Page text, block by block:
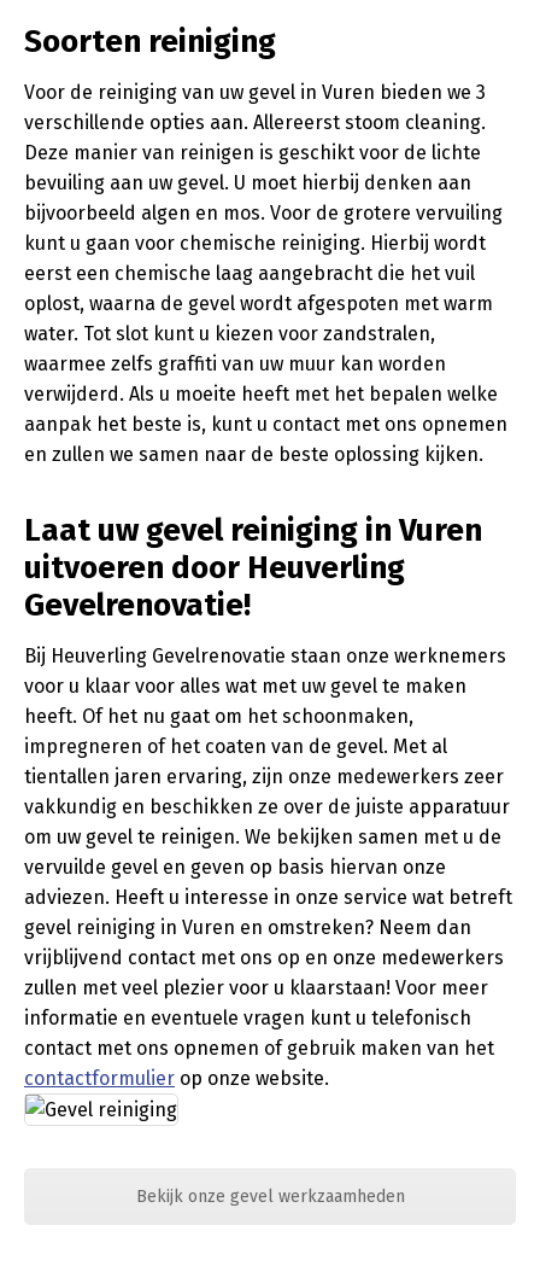
Soorten reiniging
Voor de reiniging van uw gevel in Vuren bieden we 3
verschillende opties aan. Allereerst stoom cleaning.
Deze manier van reinigen is geschikt voor de lichte
bevuiling aan uw gevel. U moet hierbij denken aan
bijvoorbeeld algen en mos. Voor de grotere vervuiling
kunt u gaan voor chemische reiniging. Hierbij wordt
eerst een chemische laag aangebracht die het vuil
oplost, waarna de gevel wordt afgespoten met warm
water. Tot slot kunt u kiezen voor zandstralen,
waarmee zelfs graffiti van uw muur kan worden
verwijderd. Als u moeite heeft met het bepalen welke
aanpak het beste is, kunt u contact met ons opnemen
en zullen we samen naar de beste oplossing kijken.
Laat uw gevel reiniging in Vuren
uitvoeren door Heuverling
Gevelrenovatie!
Bij Heuverling Gevelrenovatie staan onze werknemers
voor u klaar voor alles wat met uw gevel te maken
heeft. Of het nu gaat om het schoonmaken,
impregneren of het coaten van de gevel. Met al
tientallen jaren ervaring, zijn onze medewerkers zeer
vakkundig en beschikken ze over de juiste apparatuur
om uw gevel te reinigen. We bekijken samen met u de
vervuilde gevel en geven op basis hiervan onze
adviezen. Heeft u interesse in onze service wat betreft
gevel reiniging in Vuren en omstreken? Neem dan
vrijblijvend contact met ons op en onze medewerkers
zullen met veel plezier voor u klaarstaan! Voor meer
informatie en eventuele vragen kunt u telefonisch
contact met ons opnemen of gebruik maken van het
contactformulier op onze website.
Bekijk onze gevel werkzaamheden